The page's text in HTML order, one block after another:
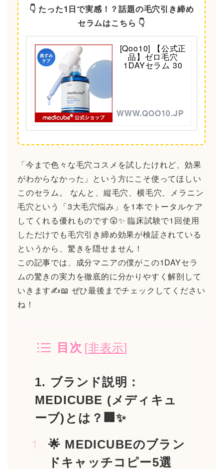
👇 たった1日で実感！？話題の毛穴引き締め
セラムはこちら 👇
[Qoo10] 【公式正
品】ゼロ毛穴
1DAYセラム 30
WWW.QOO10.JP
「今まで色々な毛穴コスメを試したけれど、効果
がわからなかった」という方にこそ使ってほしい
このセラム。 なんと、縦毛穴、横毛穴、メラニン
毛穴という「3大毛穴悩み」を1本でトータルケア
してくれる優れものです😲✨ 臨床試験で1回使用
しただけでも毛穴引き締め効果が検証されている
というから、驚きを隠せません！
この記事では、成分マニアの僕がこの1DAYセラ
ムの驚きの実力を徹底的に分かりやすく解剖して
いきます✍️📖 ぜひ最後までチェックしてください
ね！
目次 [非表示]
1. ブランド説明：
MEDICUBE (メディキュ
ーブ)とは？🏢✨
🌟 MEDICUBEのブラン
ドキャッチコピー5選